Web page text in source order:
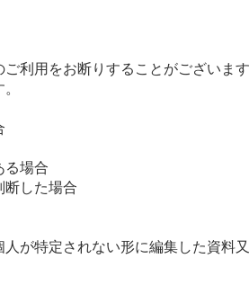
利用をお断りすることがございま
場合
した場合
が特定されない形に編集した資料